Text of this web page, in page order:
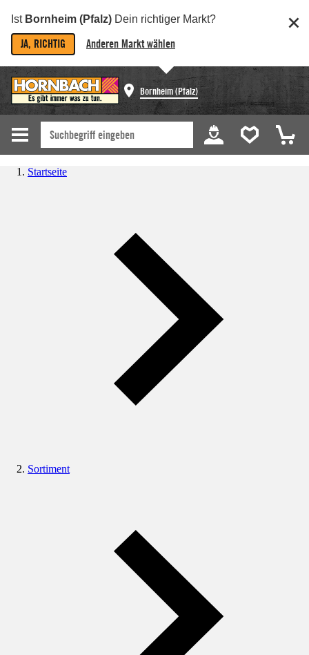
Ist Bornheim (Pfalz) Dein richtiger Markt?
JA, RICHTIG Anderen Markt wählen
Bornheim (Pfalz)
Startseite
Sortiment